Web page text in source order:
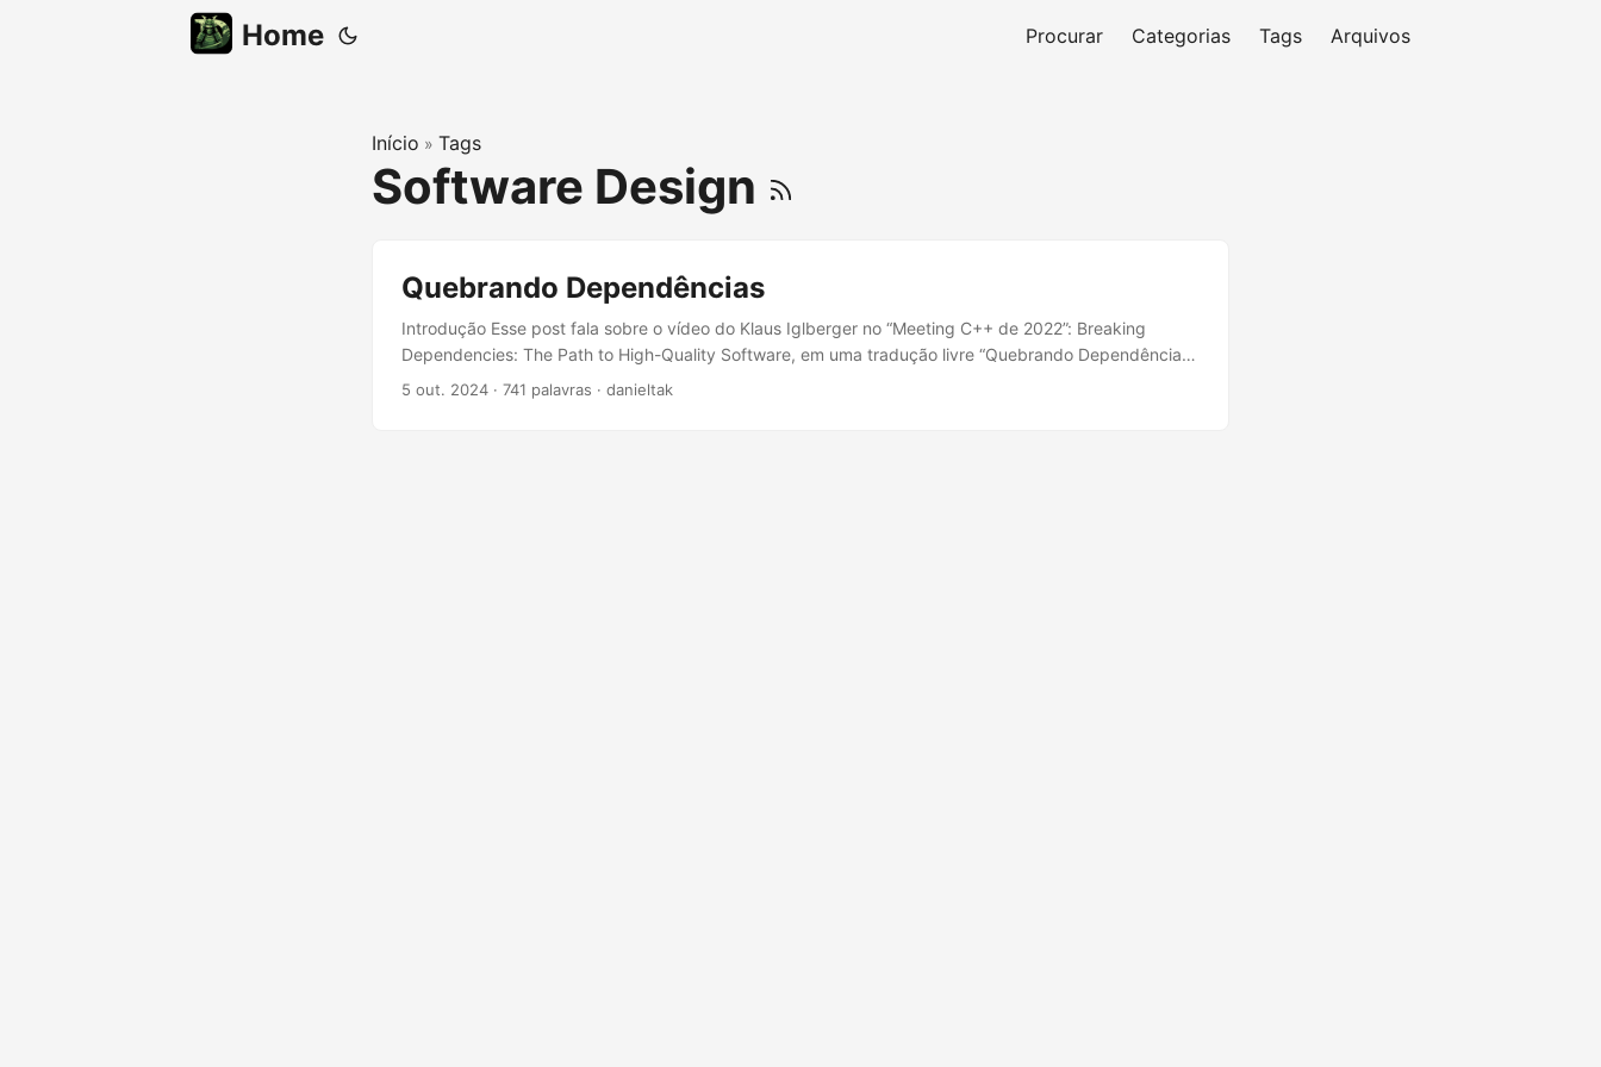
Home Procurar Categorias Tags Arquivos
Início » Tags
Software Design
Quebrando Dependências
Introdução Esse post fala sobre o vídeo do Klaus Iglberger no “Meeting C++ de 2022”: Breaking
Dependencies: The Path to High-Quality Software, em uma tradução livre “Quebrando Dependências:
O Caminho para Software de Alta Qualidade”. O Software precisa mudar constantemente, mas não é
5 out. 2024 · 741 palavras · danieltak